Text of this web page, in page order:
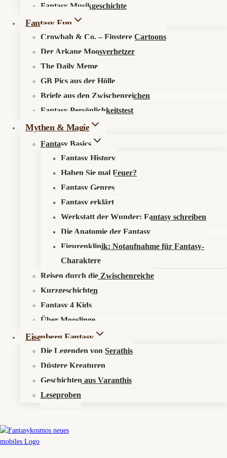
Fantasy Musikgeschichte
Fantasy Fun
Crowbah & Co. – Finstere Cartoons
Der Arkane Moosverhetzer
The Daily Meme
GB Pics aus der Hölle
Briefe aus den Zwischenreichen
Fantasy Persönlichkeitstest
Mythen & Magie
Fantasy Basics
Fantasy History
Haben Sie mal Feuer?
Fantasy Genres
Fantasy erklärt
Werkstatt der Wunder: Fantasy schreiben
Die Anatomie der Fantasy
Figurenklinik: Notaufnahme für Fantasy-
Charaktere
Reisen durch die Zwischenreiche
Kurzgeschichten
Fantasy 4 Kids
Über Mooslinge
Eisenberg Fantasy
Die Legenden von Serathis
Düstere Kreaturen
Geschichten aus Varanthis
Leseproben
Meme
–
Street
den
Zwischenreichen:
Loyaltod
der
Nordmauer
Kosmos entdecken
Über den Fantasykosmos
Unsere fantastischen Autoren
Recht & Ordnung
Datenschutzerklärung
Sonst noch was?
Fantastisch werben
Newsletter
© 2026 Fantasykosmos
Aktuelles